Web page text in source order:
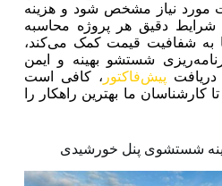
مورد نیاز مشخص شود و هزینه
دقیق هر پروژه محاسبه
به شفافیت قیمت کمک می‌کند،
شستشو بهینه و ایمن
دریافت پیش‌فاکتور ، کافی است
کارشناسان ما بهترین راهکار را
شستشوی پنل خورشیدی